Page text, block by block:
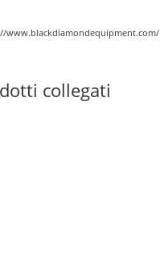
www.blackdiamondequipment.com/
collegati